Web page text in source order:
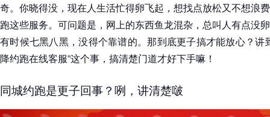
奇。你晓得没，现在人生活忙得卵飞起，想找点放松又不想浪
跑这些服务。可问题是，网上的东西鱼龙混杂，总叫人有点没
有时候七黑八黑，没得个靠谱的。那到底更子搞才能放心？讲
降约跑在线客服”这个事，搞清楚门道才好下手嘛！
同城约跑是更子回事？咧，讲清楚啵